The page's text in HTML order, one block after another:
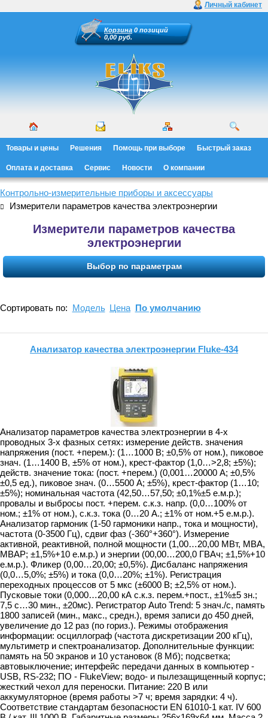
Личный кабинет
Корзина 0 позиций
0,00 руб.
Товары и цены Решения Помощь при выборе Быстрый заказ
Оплата и доставка Сервис Новости О компании
Контрольно-измерительные приборы и аксессуары
Измерители параметров качества электроэнергии
Измерители параметров качества
электроэнергии
Выбор по параметрам
Сортировать по: Модель Цена По умолчанию
Анализатор качества электроэнергии Fluke-434
Анализатор параметров качества электроэнергии в 4-х
проводных 3-х фазных сетях: измерение действ. значения
напряжения (пост. +перем.): (1…1000 В; ±0,5% от ном.), пиковое
знач. (1…1400 В, ±5% от ном.), крест-фактор (1,0…>2,8; ±5%);
действ. значение тока: (пост. +перем.) (0,001…20000 А; ±0,5%
±0,5 ед.), пиковое знач. (0…5500 А; ±5%), крест-фактор (1…10;
±5%); номинальная частота (42,50…57,50; ±0,1%±5 е.м.р.);
провалы и выбросы пост. +перем. с.к.з. напр. (0,0…100% от
ном.; ±1% от ном.), с.к.з. тока (0…20 А.; ±1% от ном.+5 е.м.р.).
Анализатор гармоник (1-50 гармоники напр., тока и мощности),
частота (0-3500 Гц), сдвиг фаз (-360°+360°). Измерение
активной, реактивной, полной мощности (1,00…20,00 МВт, МВА,
МВАР; ±1,5%+10 е.м.р.) и энергии (00,00…200,0 ГВАч; ±1,5%+10
е.м.р.). Фликер (0,00…20,00; ±0,5%). Дисбаланс напряжения
(0,0…5,0%; ±5%) и тока (0,0…20%; ±1%). Регистрация
переходных процессов от 5 мкс (±6000 В; ±2,5% от ном.).
Пусковые токи (0,000…20,00 кА с.к.з. перем.+пост., ±1%±5 зн.;
7,5 с…30 мин., ±20мс). Регистратор Auto Trend: 5 знач./с, память
1800 записей (мин., макс., средн.), время записи до 450 дней,
увеличение до 12 раз (по гориз.). Режимы отображения
информации: осциллограф (частота дискретизации 200 кГц),
мультиметр и спектроанализатор. Дополнительные функции:
память на 50 экранов и 10 установок (8 Мб); подсветка;
автовыключение; интерфейс передачи данных в компьютер -
USB, RS-232; ПО - FlukeView; водо- и пылезащищенный корпус;
жесткий чехол для переноски. Питание: 220 В или
аккумуляторное (время работы >7 ч; время зарядки: 4 ч).
Соответствие стандартам безопасности EN 61010-1 кат. IV 600